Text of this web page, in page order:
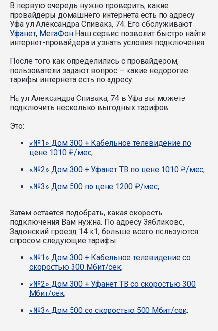
В первую очередь нужно проверить, какие
провайдеры домашнего интернета есть по адресу
Уфа ул Александра Спивака, 74. Его обслуживают
Уфанет, МегаФон Наш сервис позволит быстро найти
интернет-провайдера и узнать условия подключения.
После того как определились с провайдером,
пользователи задают вопрос – какие недорогие
тарифы интернета есть по адресу.
На ул Александра Спивака, 74 в Уфа вы можете
подключить несколько выгодных тарифов.
Это:
«№1» Дом 300 + Кабельное телевидение по
цене 1010 ₽/мес;
«№2» Дом 300 + Уфанет ТВ по цене 1010 ₽/мес;
«№3» Дом 500 по цене 1200 ₽/мес;
Затем остаётся подобрать, какая скорость
подключения Вам нужна. По адресу Зябликово,
Задонский проезд 14 к1, больше всего пользуются
спросом следующие тарифы:
«№1» Дом 300 + Кабельное телевидение со
скоростью 300 Мбит/сек;
«№2» Дом 300 + Уфанет ТВ со скоростью 300
Мбит/сек;
«№3» Дом 500 со скоростью 500 Мбит/сек;